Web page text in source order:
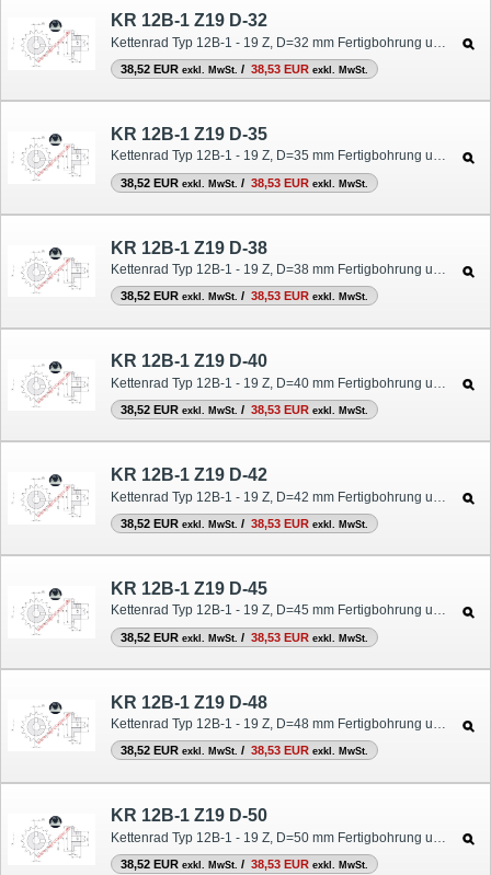
KR 12B-1 Z19 D-32
38,52 EUR exkl. MwSt. / 38,53 EUR exkl. MwSt.
KR 12B-1 Z19 D-35
Kettenrad Typ 12B-1 - 19 Z, D=35 mm Fertigbohrung und Nut
38,52 EUR exkl. MwSt. / 38,53 EUR exkl. MwSt.
KR 12B-1 Z19 D-38
Kettenrad Typ 12B-1 - 19 Z, D=38 mm Fertigbohrung und Nut
38,52 EUR exkl. MwSt. / 38,53 EUR exkl. MwSt.
KR 12B-1 Z19 D-40
Kettenrad Typ 12B-1 - 19 Z, D=40 mm Fertigbohrung und Nut
38,52 EUR exkl. MwSt. / 38,53 EUR exkl. MwSt.
KR 12B-1 Z19 D-42
38,52 EUR exkl. MwSt. / 38,53 EUR exkl. MwSt.
KR 12B-1 Z19 D-45
Kettenrad Typ 12B-1 - 19 Z, D=45 mm Fertigbohrung und Nut
38,52 EUR exkl. MwSt. / 38,53 EUR exkl. MwSt.
KR 12B-1 Z19 D-48
Kettenrad Typ 12B-1 - 19 Z, D=48 mm Fertigbohrung und Nut
38,52 EUR exkl. MwSt. / 38,53 EUR exkl. MwSt.
KR 12B-1 Z19 D-50
Kettenrad Typ 12B-1 - 19 Z, D=50 mm Fertigbohrung und Nut
38,52 EUR exkl. MwSt. / 38,53 EUR exkl. MwSt.